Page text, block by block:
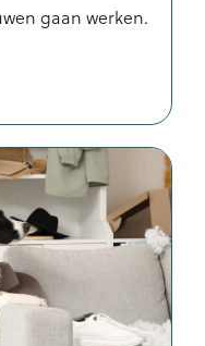
gaan werken.